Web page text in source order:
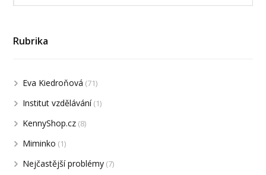
Rubrika
Eva Kiedroňová (71)
Institut vzdělávání(1)
KennyShop.cz (8)
Miminko (1)
Nejčastější problémy (7)